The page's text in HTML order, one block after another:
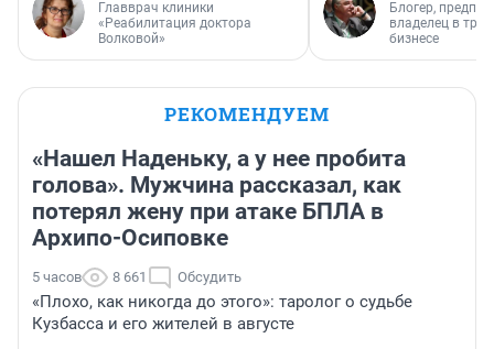
Главврач клиники
«Реабилитация доктора
Волковой»
Блогер,
владелец в
бизнесе
РЕКОМЕНДУЕМ
«Нашел Наденьку, а у нее пробита
голова». Мужчина рассказал, как
потерял жену при атаке БПЛА в
Архипо-Осиповке
5 часов 8 661 Обсудить
«Плохо, как никогда до этого»: таролог о судьбе
Кузбасса и его жителей в августе